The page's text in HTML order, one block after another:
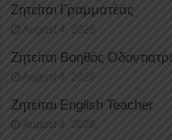
Ζητείται Γραμματέας
August 4, 2026
Ζητείται Βοηθός
August 4, 2026
Ζητείται English Teacher
August 4, 2026